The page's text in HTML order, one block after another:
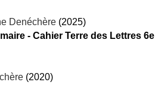
Denéchère (2025)
- Cahier Terre des Lettres 6e
(2020)